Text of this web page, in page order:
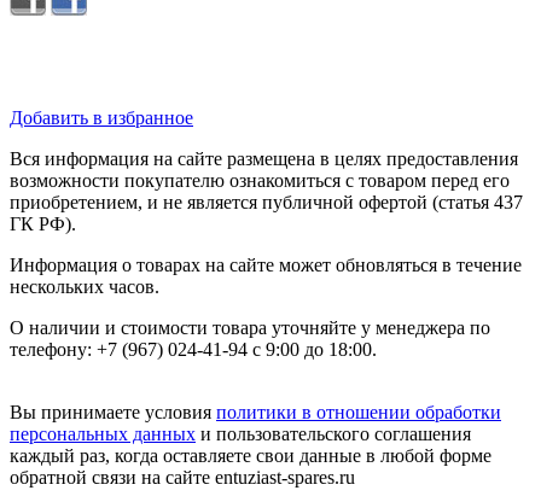
Добавить в избранное
Вся информация на сайте размещена в целях предоставления
возможности покупателю ознакомиться с товаром перед его
приобретением, и не является публичной офертой (статья 437
ГК РФ).
Информация о товарах на сайте может обновляться в течение
нескольких часов.
О наличии и стоимости товара уточняйте у менеджера по
телефону: +7 (967) 024-41-94 с 9:00 до 18:00.
Вы принимаете условия политики в отношении обработки
персональных данных и пользовательского соглашения
каждый раз, когда оставляете свои данные в любой форме
обратной связи на сайте entuziast-spares.ru